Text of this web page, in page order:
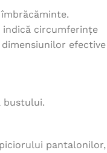
indică circumferințe
efective
bustului.
pantalonilor,